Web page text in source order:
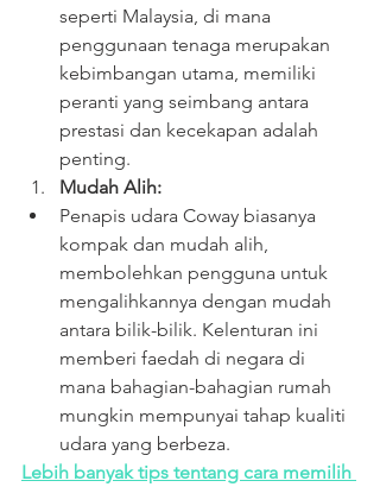
seperti Malaysia, di mana
penggunaan tenaga merupakan
kebimbangan utama, memiliki
peranti yang seimbang antara
prestasi dan kecekapan adalah
penting.
Mudah Alih:
Penapis udara Coway biasanya
kompak dan mudah alih,
membolehkan pengguna untuk
mengalihkannya dengan mudah
antara bilik-bilik. Kelenturan ini
memberi faedah di negara di
mana bahagian-bahagian rumah
mungkin mempunyai tahap kualiti
udara yang berbeza.
Lebih banyak tips tentang cara memilih